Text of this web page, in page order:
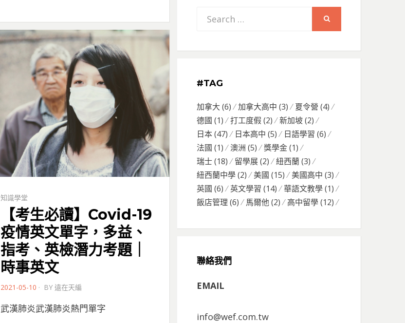
知識學堂
【考生必讀】Covid-19
疫情英文單字，多益、
指考、英檢潛力考題｜
時事英文
POSTED
2021-05-10 BY 遠在天編
武漢肺炎武漢肺炎熱門單字
Search
#TAG
加拿大 (6) 加拿大高中 (3) 夏令營 (4)
德國 (1) 打工度假 (2) 新加坡(2)
日本(47) 日本高中 (5) 日語學習 (6)
法國 (1) 澳洲 (5) 獎學金(1)
瑞士(18) 留學展(2) 紐西蘭(3)
紐西蘭中學(2) 美國 (15) 美國高中 (3)
英國 (6) 英文學習 (14) 華語文教學(1)
飯店管理 (6) 馬爾他(2) 高中留學(12)
聯絡我們
EMAIL
info@wef.com.tw